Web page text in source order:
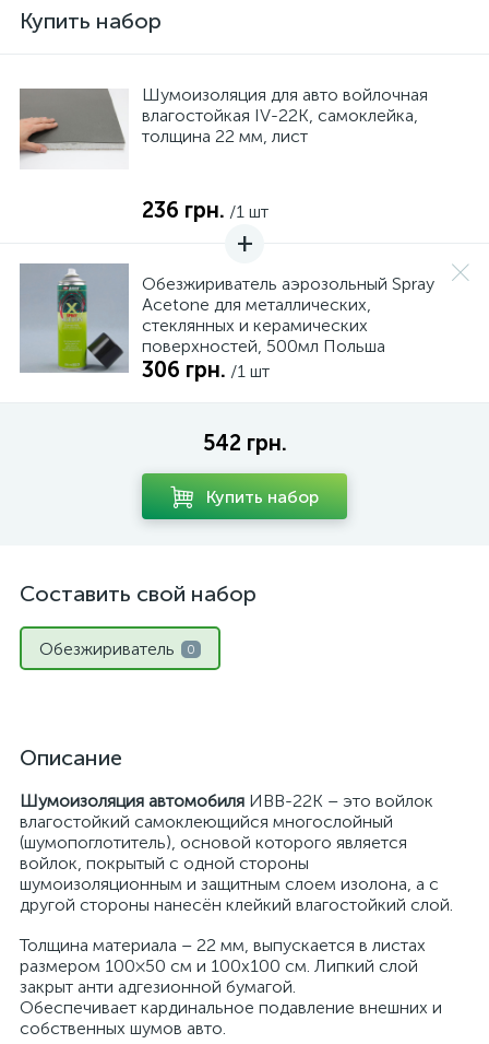
Купить набор
Шумоизоляция для авто войлочная
влагостойкая IV-22K, самоклейка,
толщина 22 мм, лист
236 грн. /1 шт
Обезжириватель аэрозольный Spray
Acetone для металлических,
стеклянных и керамических
поверхностей, 500мл Польша
306 грн. /1 шт
542 грн.
Купить набор
Составить свой набор
Обезжириватель 0
Описание
Шумоизоляция автомобиля ИВВ-22К – это войлок
влагостойкий самоклеющийся многослойный
(шумопоглотитель), основой которого является
войлок, покрытый с одной стороны
шумоизоляционным и защитным слоем изолона, а с
другой стороны нанесён клейкий влагостойкий слой.
Толщина материала – 22 мм, выпускается в листах
размером 100×50 см и 100x100 см. Липкий слой
закрыт анти адгезионной бумагой.
Обеспечивает кардинальное подавление внешних и
собственных шумов авто.